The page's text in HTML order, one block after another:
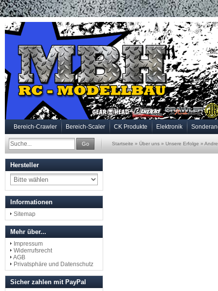
Bereich-Crawler Bereich-Scaler CK Produkte Elektronik
Go Startseite » Über uns » Unsere Erfolge »
Hersteller
Informationen
Sitemap
Mehr über...
Impressum
Widerrufsrecht
AGB
Privatsphäre und Datenschutz
Sicher zahlen mit PayPal